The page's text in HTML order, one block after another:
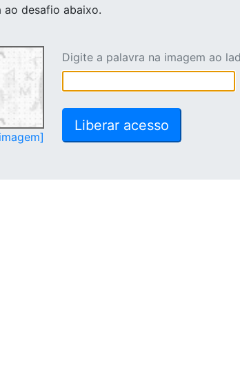
ao desafio abaixo.
Digite a palavra na imagem ao